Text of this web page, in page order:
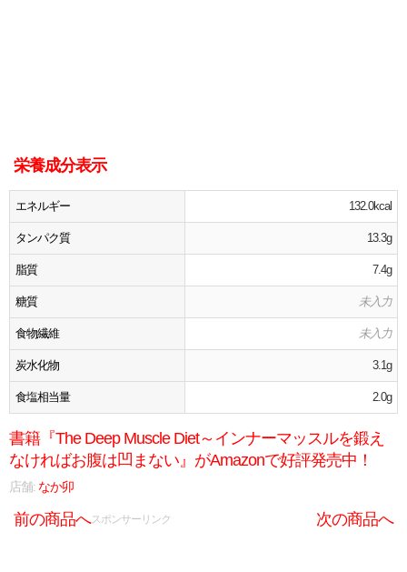
栄養成分表示
エネルギー 132.0kcal
タンパク質 13.3g
脂質 7.4g
糖質 未入力
食物繊維 未入力
炭水化物 3.1g
食塩相当量 2.0g
書籍『The Deep Muscle Diet～インナーマッスルを鍛え
なければお腹は凹まない』がAmazonで好評発売中！
店舗: なか卯
前の商品へ 次の商品へ
スポンサーリンク